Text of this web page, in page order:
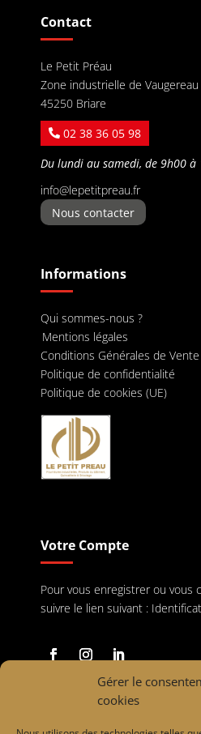
Gérer le
cookies
Contact
Le Petit Préau
Zone industrielle de Vaugereau
45250 Briare
02 38 36 05 98
Du lundi au samedi, de 9h00 à
info@lepetitpreau.fr
Nous contacter
Informations
Qui sommes-nous ?
Mentions légales
Conditions Générales de Vente
Politique de confidentialité
Politique de cookies (UE)
Votre Compte
Pour vous enregistrer ou vous
suivre le lien suivant :